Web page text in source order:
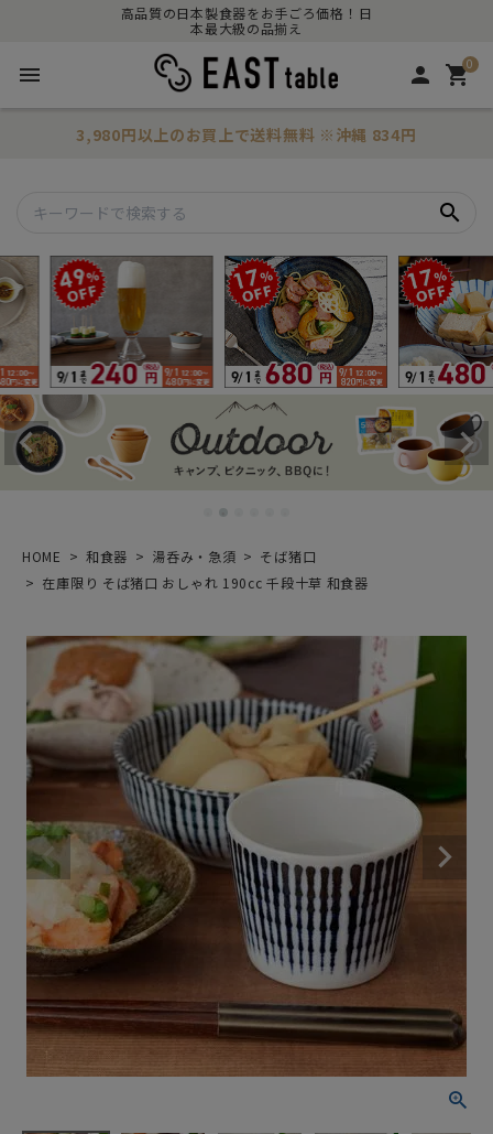
高品質の日本製食器をお手ごろ価格！日
本最大級の品揃え
menu person 0
shopping_cart
3,980円以上のお買上で送料無料 ※沖縄 834円
search
HOME 和食器 湯呑み・急須
そば猪口
在庫限り そば猪口 おしゃれ 190cc 千段十草 和食器